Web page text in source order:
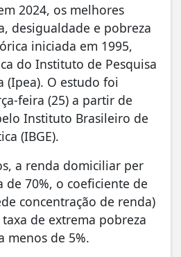
2024, os melhores
desigualdade e pobreza
iniciada em 1995,
do Instituto de Pesquisa
(Ipea). O estudo foi
feira (25) a partir de
Instituto Brasileiro de
(IBGE).
a renda domiciliar per
de 70%, o coeficiente de
concentração de renda)
de extrema pobreza
menos de 5%.